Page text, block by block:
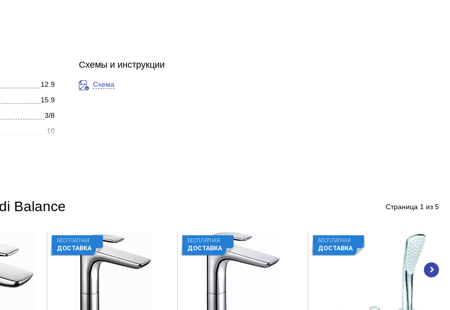
12.9
15.9
3/8
10
Hi-tech
На раковину
Округлая
Схемы и инструкции
Схема
Balance Страница 1 из 5
БЕСПЛАТНАЯ
ДОСТАВКА
БЕСПЛАТНАЯ
ДОСТАВКА
БЕСПЛАТНАЯ
ДОСТАВКА